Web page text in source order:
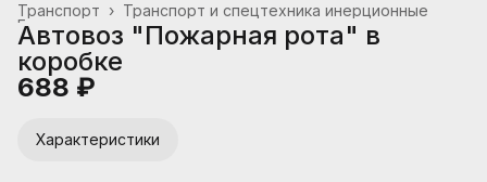
Транспорт и спецтехника инерционные
Транспорт ›
Главная
Автовоз "Пожарная рота" в
коробке
688 ₽
Характеристики